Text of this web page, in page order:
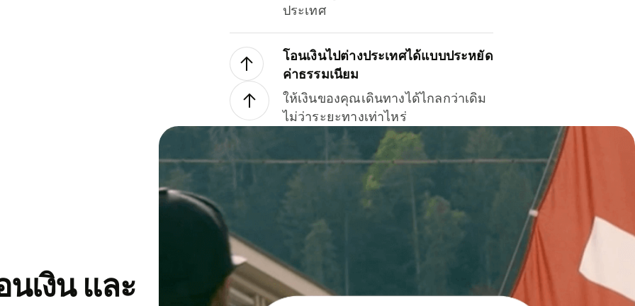
ประเทศ
โอนเงินไปต่างประเทศได้แบบประหยัด
ค่าธรรมเนียม
ให้เงินของคุณเดินทางได้ไกลกว่าเดิม
ไม่ว่าระยะทางเท่าไหร่
เงิน และ